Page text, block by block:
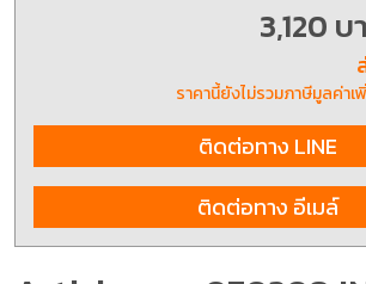
3,120 บ
ราคานี้ยังไม่รวมภาษีมูลค่า
ติดต่อทาง LINE
ติดต่อทาง อีเมล์